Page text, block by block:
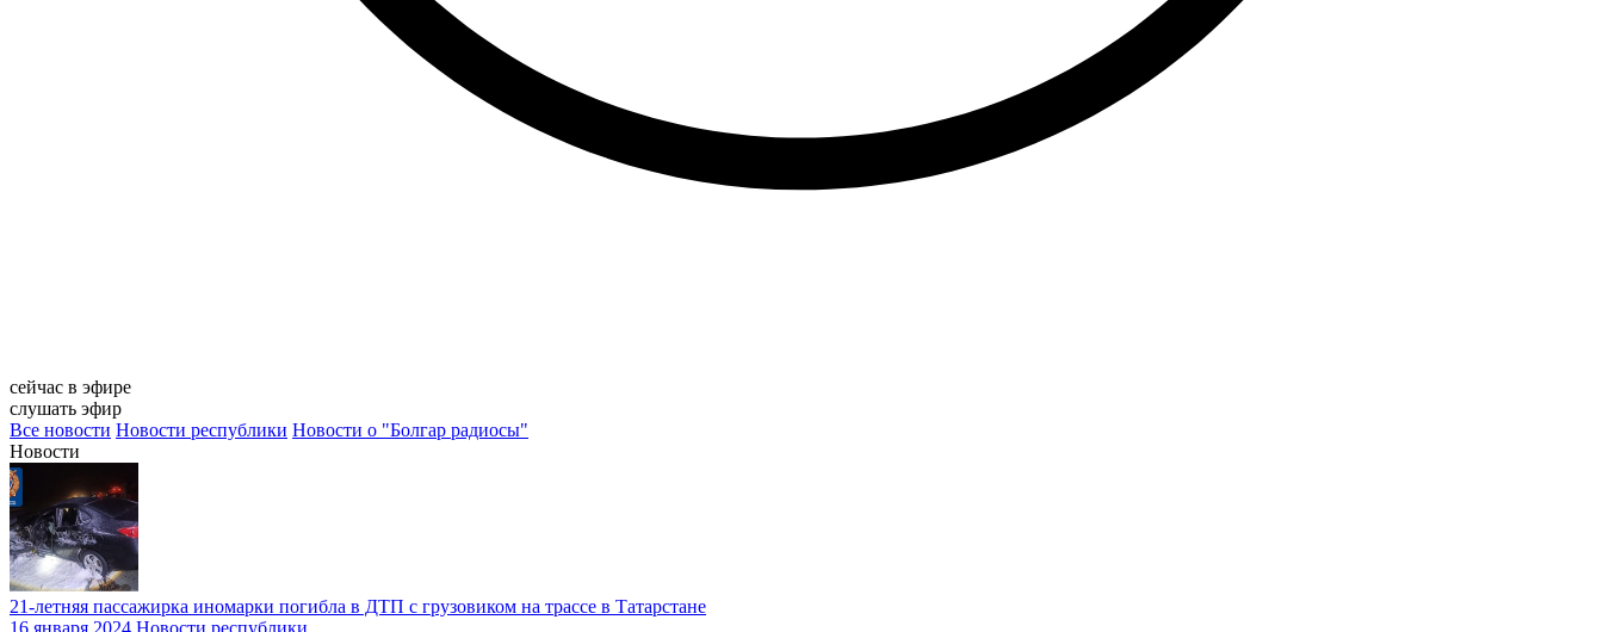
сейчас в эфире
слушать эфир
Все новости Новости республики Новости о "Болгар радиосы"
Новости
21-летняя пассажирка иномарки погибла в ДТП с грузовиком на трассе в Татарстане